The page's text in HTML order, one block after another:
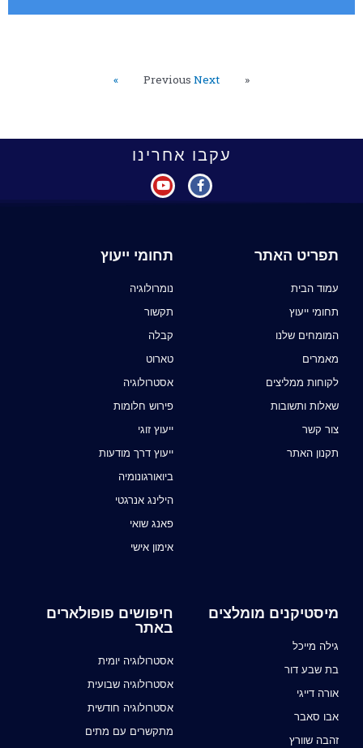
« Previous
Next »
עקבו אחרינו
תפריט האתר
עמוד הבית
תחומי ייעוץ
המומחים שלנו
מאמרים
לקוחות ממליצים
שאלות ותשובות
צור קשר
תקנון האתר
תחומי ייעוץ
נומרולוגיה
תקשור
קבלה
טארוט
אסטרולוגיה
פירוש חלומות
ייעוץ זוגי
ייעוץ דרך מודעות
ביואורגונומיה
הילינג אנרגטי
פאנג שואי
אימון אישי
מיסטיקנים מומלצים
גילה מייכל
בת שבע דור
אורה דייגי
אבו סאבר
זהבה שוורץ
חיפושים פופולארים
באתר
אסטרולוגיה יומית
אסטרולוגיה שבועית
אסטרולוגיה חודשית
מתקשרים עם מתים